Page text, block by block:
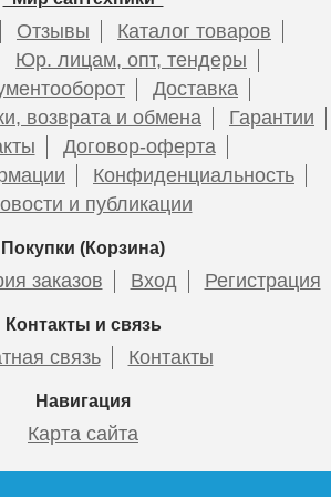
865
60 , графит
29 300
Подробнее
Line
Зеркальный шкаф Style Line
матовый
Лима
27 860
Тумба для комплекта
подвесная Style Line
Атлантика 70 Люкс Plus
антискрейч, ясень
перламутр
Подробнее
Отзывы
Каталог товаров
Юр. лицам, опт, тендеры
Доставка
возврата и обмена
Гарантии
Договор-оферта
Конфиденциальность
и публикации
Покупки (Корзина)
заказов Вход Регистрация
Контакты и связь
связь Контакты
Навигация
Карта сайта